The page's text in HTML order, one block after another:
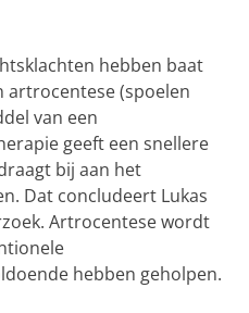
hebben baat
artrocentese (spoelen
van een
geeft een snellere
bij aan het
Dat concludeert Lukas
Artrocentese wordt
hebben geholpen.